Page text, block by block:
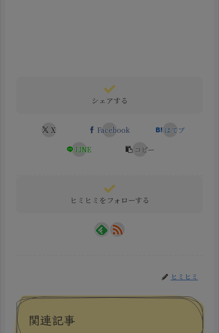
シェアする
X Facebook
はてブ
LINE
コピー
ヒミヒミをフォローする
ヒミヒミ
関連記事